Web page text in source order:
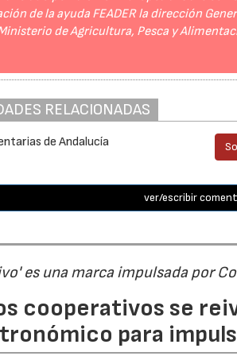
de la ayuda FEADER la dirección
de Agricultura, Pesca y
RELACIONADAS
de Andalucía
ver/escribir
es una marca impulsada por
cooperativos se
para